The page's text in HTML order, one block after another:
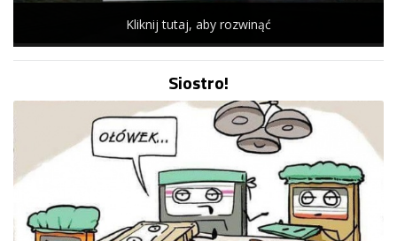
Kliknij tutaj, aby rozwinąć
Siostro!